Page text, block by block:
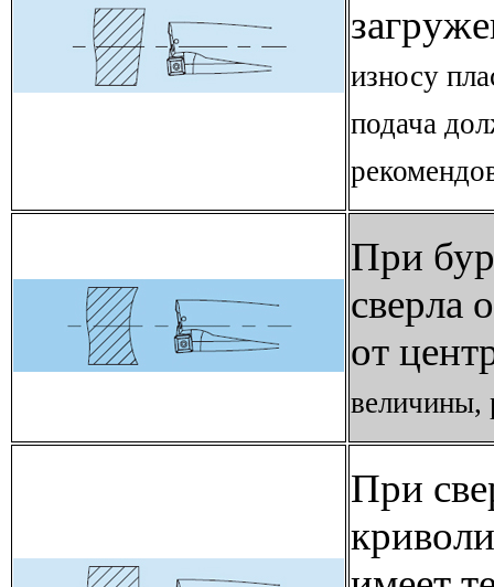
износу
подача
При
сверла
от
величины,
При